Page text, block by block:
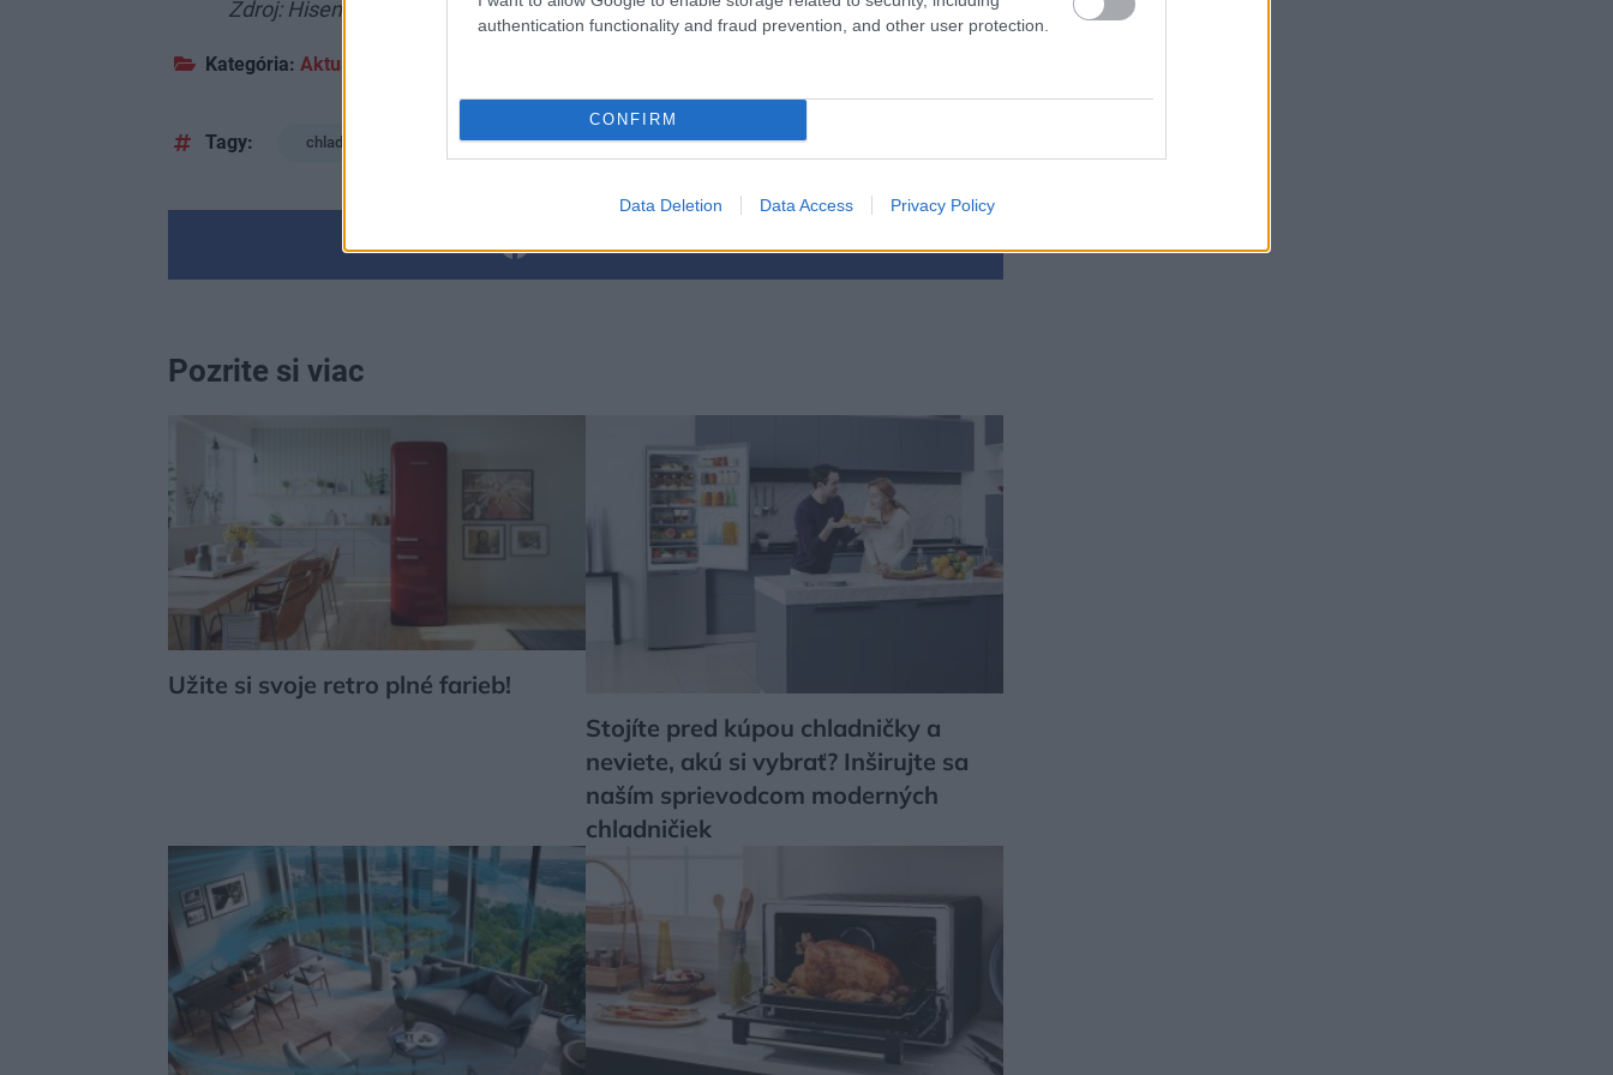
authentication functionality and fraud prevention, and other user protection.
CONFIRM
Data Deletion Data Access Privacy Policy
Zdroj: Hisense
Kategória: Aktuality
Tagy: chladničky spotrebiče v kuchyni
Zdieľať článok
Pozrite si viac
Užite si svoje retro plné farieb!
Stojíte pred kúpou chladničky a
neviete, akú si vybrať? Inširujte sa
naším sprievodcom moderných
chladničiek